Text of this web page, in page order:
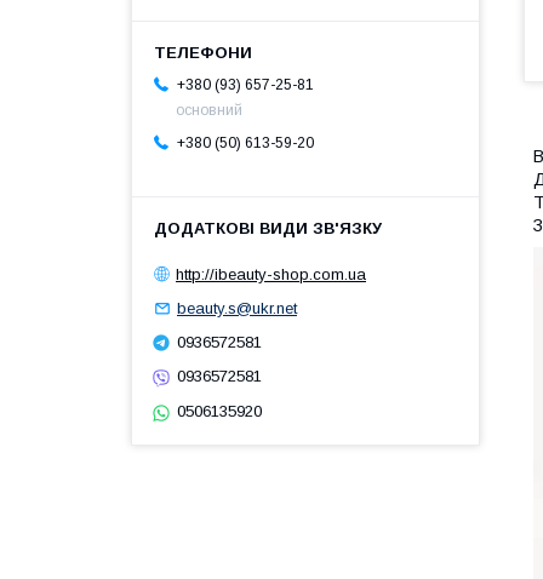
+380 (93) 657-25-81
основний
+380 (50) 613-59-20
http://ibeauty-shop.com.ua
beauty.s@ukr.net
0936572581
0936572581
0506135920